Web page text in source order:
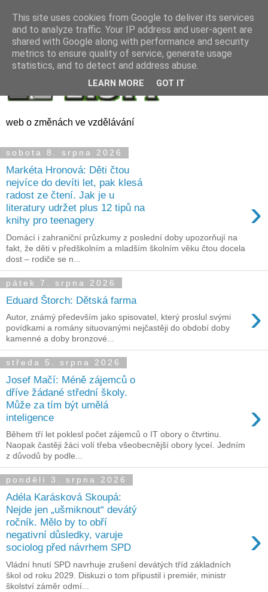
web o změnách ve vzdělávání
sobota 8. srpna 2026
Markéta Hronová: Děti čtou
nejvíce do devíti let, pak klesá
radost ze čtení. Jak je u
literatury udržet plus 12 tipů na
knihy pro teenagery
›
Domácí i zahraniční průzkumy z poslední doby upozorňují na
fakt, že děti v předškolním a mladším školním věku čtou docela
dost – rodiče se n...
pátek 7. srpna 2026
Eduard Štorch: Dětská farma ›
Autor, známý především jako spisovatel, který proslul svými
povídkami a romány situovanými nejčastěji do období doby
kamenné a doby bronzové...
středa 5. srpna 2026
Josef Mačí: Méně zájemců o
dříve žádané střední školy.
Může za tím být umělá
inteligence
›
Během tří let poklesl počet zájemců o IT obory o čtvrtinu.
Naopak častěji žáci volí třeba všeobecnější obory lyceí. Jedním
z důvodů by podle...
pondělí 3. srpna 2026
Adéla Karásková Skoupá:
Nejde jen „ušmiknout“ devátý
ročník. Mělo by to obří
negativní důsledky, varuje
sociolog před návrhem SPD
›
Vládní hnutí SPD navrhuje zrušení devátých tříd základních
škol od roku 2029. Diskuzi o tom připustil i premiér, ministr
školství záměr odmí...
This site uses cookies from Google to deliver its services
and to analyze traffic. Your IP address and user-agent are
shared with Google along with performance and security
metrics to ensure quality of service, generate usage
statistics, and to detect and address abuse.
LEARN MORE GOT IT